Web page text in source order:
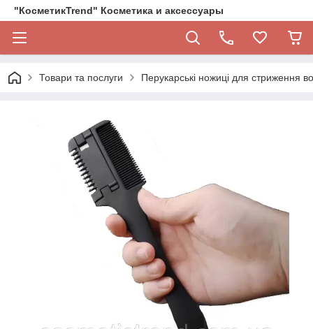
"КосметикTrend" Косметика и аксессуары
Товари та послуги Перукарські ножиці для стриження